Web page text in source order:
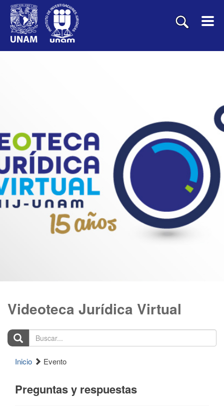
Videoteca Jurídica Virtual
Buscar...
Inicio Evento
Preguntas y respuestas